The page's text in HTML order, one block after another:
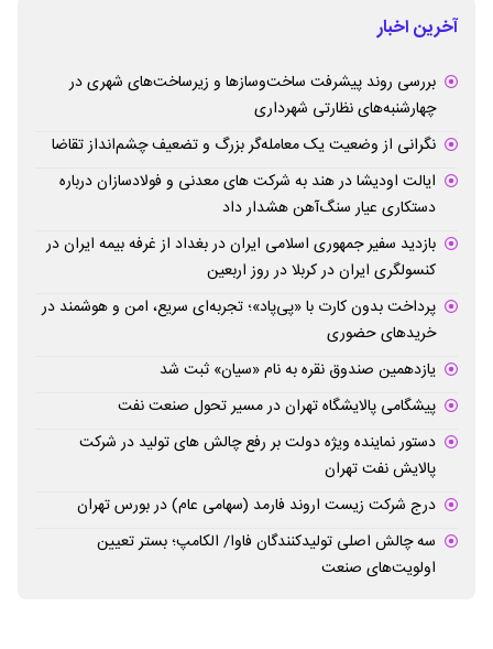
آخرین اخبار
بررسی روند پیشرفت ساخت‌وسازها و زیرساخت‌های شهری در
چهارشنبه‌های نظارتی شهرداری
نگرانی از وضعیت یک معامله‌گر بزرگ و تضعیف چشم‌انداز تقاضا
ایالت اودیشا در هند به شرکت های معدنی و فولادسازان درباره
دستکاری عیار سنگ‌آهن هشدار داد
بازدید سفیر جمهوری اسلامی ایران در بغداد از غرفه بیمه ایران در
کنسولگری ایران در کربلا در روز اربعین
پرداخت بدون کارت با «پی‌پاد»؛ تجربه‌ای سریع، امن و هوشمند در
خریدهای حضوری
یازدهمین صندوق نقره به نام «سیان» ثبت شد
پیشگامی پالایشگاه تهران در مسیر تحول صنعت نفت
دستور نماینده ویژه دولت بر رفع چالش های تولید در شرکت
پالایش نفت تهران
درج شرکت زیست اروند فارمد (سهامی عام) در بورس تهران
سه چالش اصلی تولیدکنندگان فاوا/ الکامپ؛ بستر تعیین
اولویت‌های صنعت